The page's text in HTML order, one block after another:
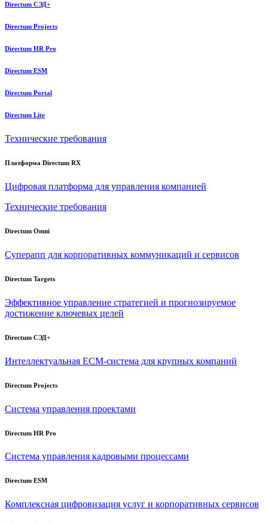
Directum СЭД+
Directum Projects
Directum HR Pro
Directum ESM
Directum Portal
Directum Lite
Технические требования
Платформа Directum RX
Цифровая платформа для управления компанией
Технические требования
Directum Omni
Суперапп для корпоративных коммуникаций и сервисов
Directum Targets
Эффективное управление стратегией и прогнозируемое
достижение ключевых целей
Directum СЭД+
Интеллектуальная ECM-система для крупных компаний
Directum Projects
Система управления проектами
Directum HR Pro
Система управления кадровыми процессами
Directum ESM
Комплексная цифровизация услуг и корпоративных сервисов